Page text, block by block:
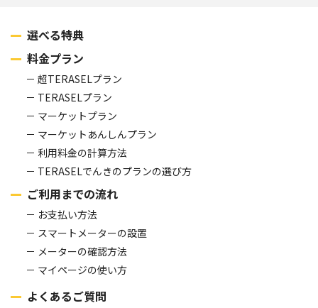
選べる特典
料金プラン
超TERASELプラン
TERASELプラン
マーケットプラン
マーケットあんしんプラン
利用料金の計算方法
TERASELでんきのプランの選び方
ご利用までの流れ
お支払い方法
スマートメーターの設置
メーターの確認方法
マイページの使い方
よくあるご質問